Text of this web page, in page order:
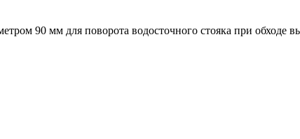
90 мм для поворота водосточного стояка при обходе